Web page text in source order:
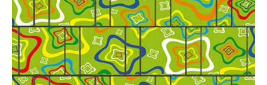
of
the
images
gallery